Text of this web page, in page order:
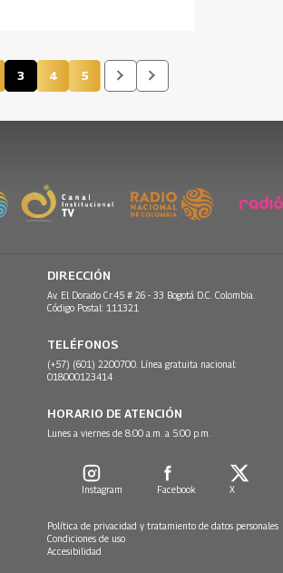
Página actual
3 Página
4 Página
5
DIRECCIÓN
Av. El Dorado Cr.45 # 26 - 33 Bogotá D.C. Colombia.
Código Postal: 111321
TELÉFONOS
(+57) (601) 2200700. Línea gratuita nacional:
018000123414
HORARIO DE ATENCIÓN
Lunes a viernes de 8:00 a.m. a 5:00 p.m.
Instagram Facebook X
Política de privacidad y tratamiento de datos personales
Condiciones de uso
Accesibilidad